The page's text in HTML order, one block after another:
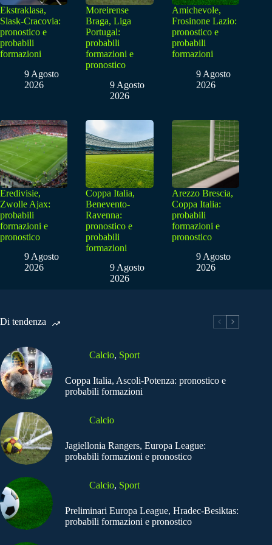
Ekstraklasa,
Slask-Cracovia:
pronostico e
probabili
formazioni
9 Agosto
2026
Moreirense
Braga, Liga
Portugal:
probabili
formazioni e
pronostico
9 Agosto
2026
Amichevole,
Frosinone Lazio:
pronostico e
probabili
formazioni
9 Agosto
2026
Eredivisie,
Zwolle Ajax:
probabili
formazioni e
pronostico
9 Agosto
2026
Coppa Italia,
Benevento-
Ravenna:
pronostico e
probabili
formazioni
9 Agosto
2026
Arezzo Brescia,
Coppa Italia:
probabili
formazioni e
pronostico
9 Agosto
2026
Di tendenza
Calcio, Sport
Coppa Italia, Ascoli-Potenza: pronostico e
probabili formazioni
Calcio
Jagiellonia Rangers, Europa League:
probabili formazioni e pronostico
Calcio, Sport
Preliminari Europa League, Hradec-Besiktas:
probabili formazioni e pronostico